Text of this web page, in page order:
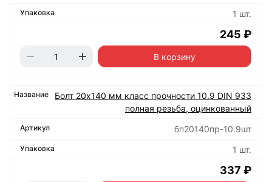
1 шт.
245 ₽
В корзину
Болт 20х140 мм класс прочности 10.9 DIN 933
полная резьба, оцинкованный
бп20140пр-10.9шт
1 шт.
337 ₽